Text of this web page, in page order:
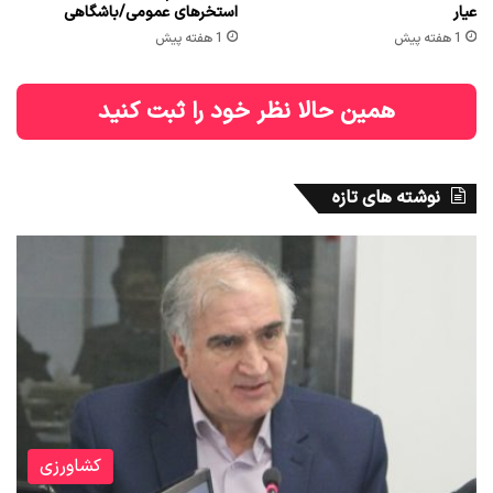
عیار
1 هفته پیش
استخرهای عمومی/باشگاهی
1 هفته پیش
همین حالا نظر خود را ثبت کنید
نوشته های تازه
کشاورزی